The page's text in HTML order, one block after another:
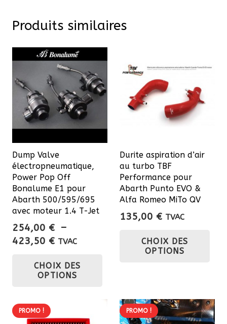
Produits similaires
Dump Valve
électropneumatique,
Power Pop Off
Bonalume E1 pour
Abarth 500/595/695
avec moteur 1.4 T-Jet
254,00 € –
423,50 €Plage
prix :
254,00 €
TVAC
CHOIX DES
OPTIONS
plusieurs
variations.
Durite aspiration d’air
au turbo TBF
Performance pour
Abarth Punto EVO &
Alfa Romeo MiTo QV
135,00 € TVAC
CHOIX DES
OPTIONS
Les
PROMO ! PROMO !